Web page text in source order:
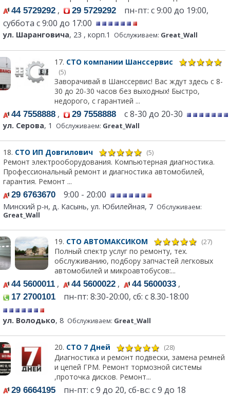
44 5729292 , 29 5729292 пн-пт: с 9:00 до 19:00,
суббота с 9:00 до 17:00
ул. Шаранговича, 23 , корп.1 Обслуживаем: Great_Wall
17. СТО компании Шанссервис
(5)
Заворачивай в Шанссервис! Вас ждут здесь с 8-
30 до 20-30 часов без выходных! Быстро,
недорого, с гарантией ...
44 7558888 , 29 7558888 с 8-30 до 20-30
ул. Серова, 1 Обслуживаем: Great_Wall
18. СТО ИП Довгилович (5)
Ремонт электрооборудования. Компьютерная диагностика.
Профессиональный ремонт и диагностика автомобилей,
гарантия. Ремонт ...
29 6763670 9:00 - 20:00
Минский р-н, д. Касынь, ул. Юбилейная, 7 Обслуживаем:
Great_Wall
19. СТО АВТОМАКСИКОМ (27)
Полный спектр услуг по ремонту, тех.
обслуживанию, подбору запчастей легковых
автомобилей и микроавтобусов:...
44 5600011 , 44 5600022 , 44 5600033 ,
17 2700101 пн-пт: 8:30-20:00, сб: с 8.30-18:00
ул. Володько, 8 Обслуживаем: Great_Wall
20. СТО 7 Дней (28)
Диагностика и ремонт подвески, замена ремней
и цепей ГРМ. Ремонт тормозной системы
,проточка дисков. Ремонт...
29 6664195 пн-пт: с 9 до 20, сб-вс: с 9 до 18